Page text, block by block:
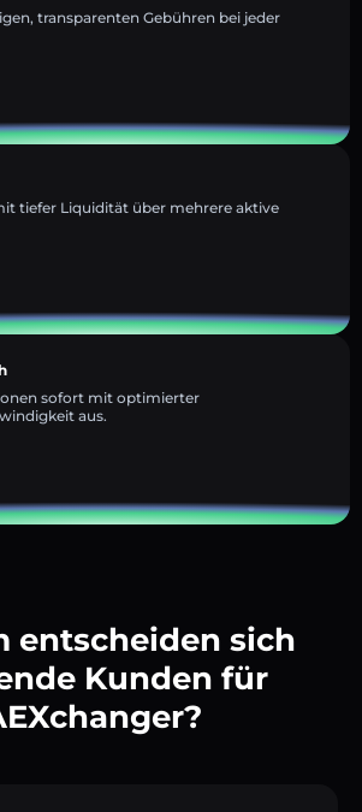
transparenten Gebühren bei jeder
tiefer Liquidität über mehrere aktive
sofort mit optimierter
aus.
entscheiden sich
Kunden für